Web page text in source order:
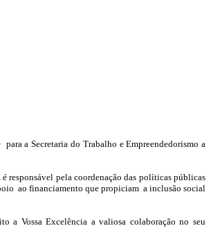
para a Secretaria do Trabalho e Empreendedorismo a
responsável pela coordenação das políticas públicas
ao financiamento que propiciam a inclusão social
a Vossa Excelência a valiosa colaboração no seu